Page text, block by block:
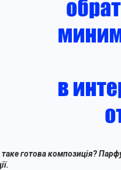
готова композиція?